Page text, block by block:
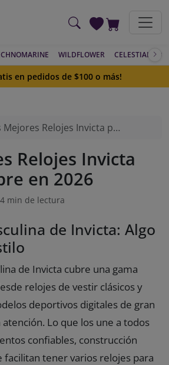
WILDFLOWER CELESTIAL
en pedidos de $100 o más!
Relojes Invicta para Hombre en 2026
Relojes Invicta
en 2026
4 min de lectura
de Invicta: Algo
de Invicta cubre una gama
relojes de vestir clásicos y
deportivos digitales de gran
Lo que los une a todos
confiables, construcción
facilitan tener varios relojes para